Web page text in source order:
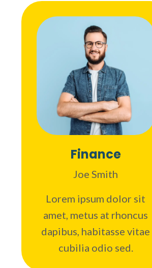
Finance
Joe Smith
Lorem ipsum dolor sit
amet, metus at rhoncus
dapibus, habitasse vitae
cubilia odio sed.